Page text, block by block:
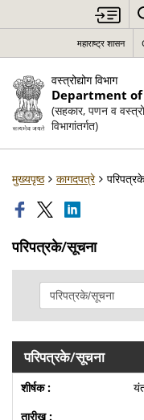
महाराष्ट्र शासन
वस्त्रोद्योग विभाग
Department
(सहकार, पणन व
विभागांतर्गत)
मुख्यपृष्ठ कागदपत्रे
परिपत्रके/सूचना
परिपत्रके/सूचना